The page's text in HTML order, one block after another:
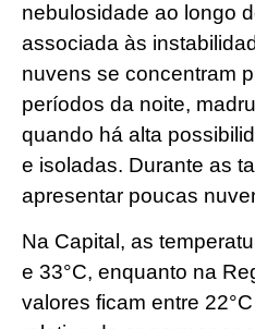
nebulosidade ao longo
associada às
nuvens se concentram
períodos da noite,
quando há alta
e isoladas. Durante as
apresentar poucas
Na Capital, as
e 33°C, enquanto na
valores ficam entre